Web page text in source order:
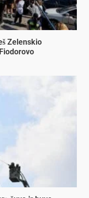
Zelenskio